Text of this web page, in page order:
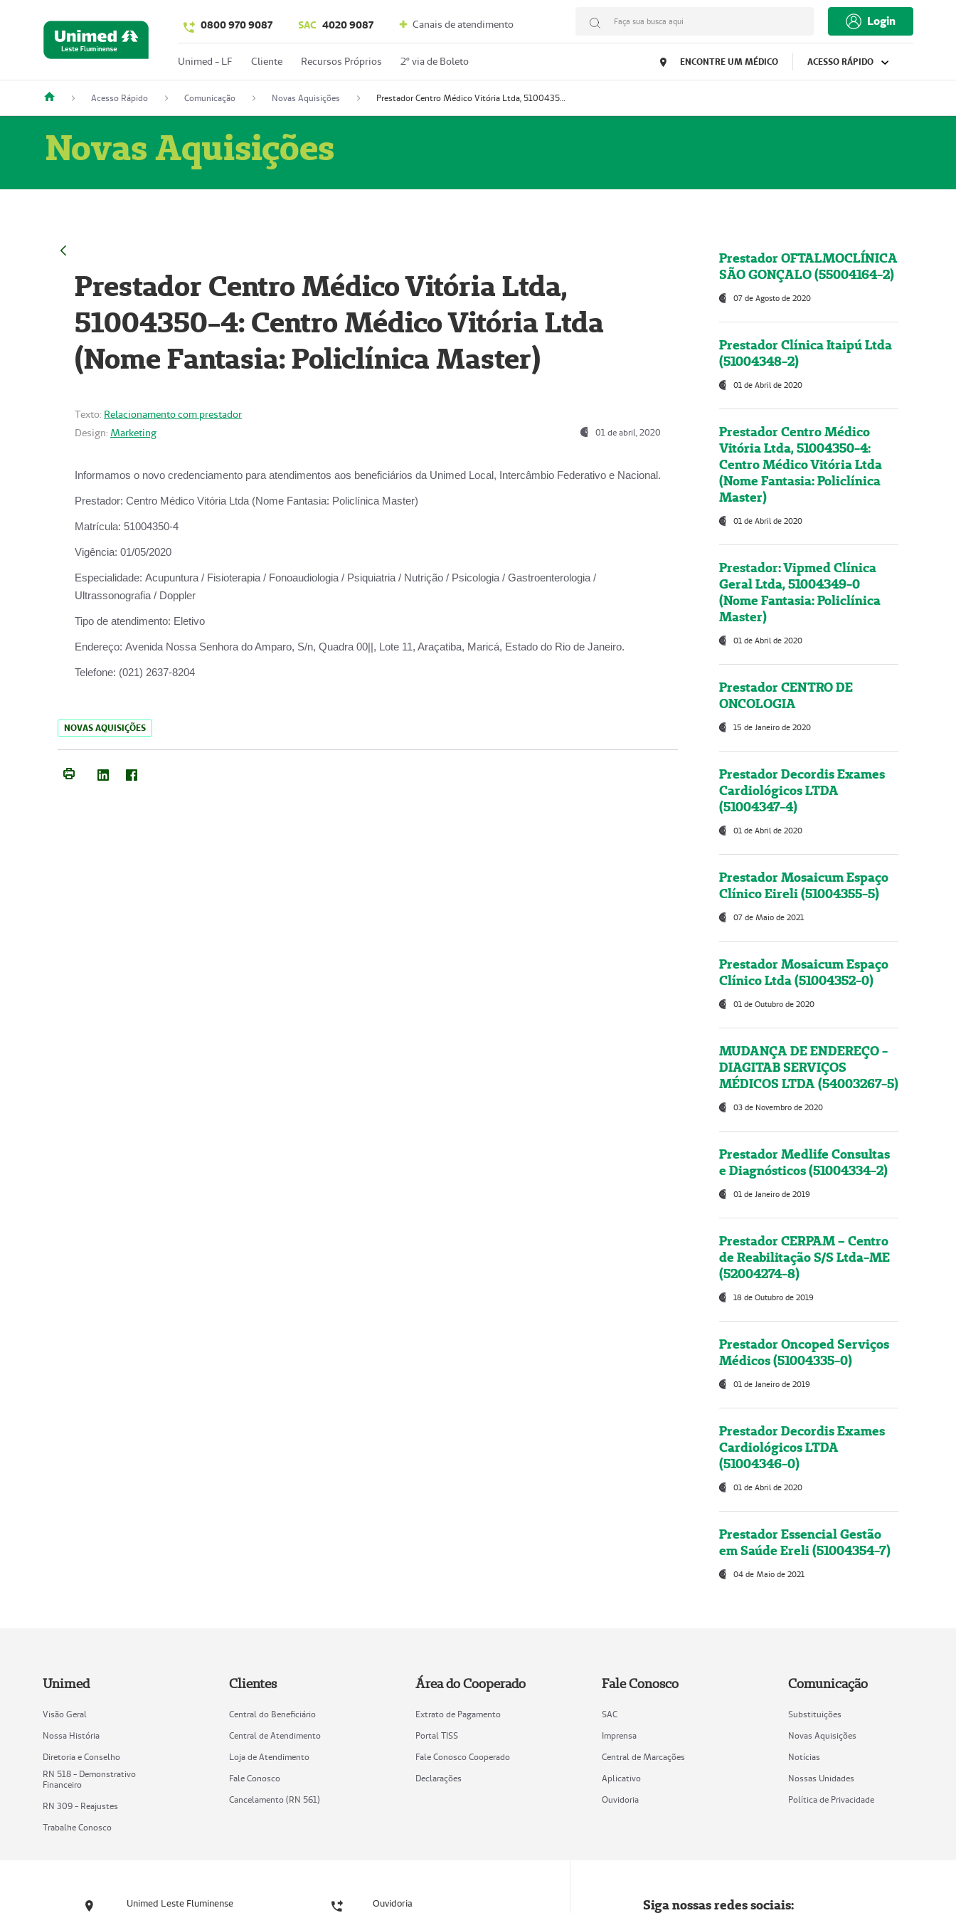
0800 970 9087 SAC 4020 9087 Canais de atendimento Faça sua busca aqui Login
Unimed - LF Cliente Recursos Próprios 2º via de Boleto ENCONTRE UM MÉDICO ACESSO RÁPIDO
Acesso Rápido Comunicação Novas Aquisições Prestador Centro Médico Vitória Ltda, 51004350-4: Centro Médico Vitória Ltda (Nome Fantasia: Policlínica Master)
Novas Aquisições
Prestador Centro Médico Vitória Ltda,
51004350-4: Centro Médico Vitória Ltda
(Nome Fantasia: Policlínica Master)
Texto: Relacionamento com prestador
Design: Marketing 01 de abril, 2020
Informamos o novo credenciamento para atendimentos aos beneficiários da Unimed Local, Intercâmbio Federativo e Nacional.
Prestador: Centro Médico Vitória Ltda (Nome Fantasia: Policlínica Master)
Matrícula: 51004350-4
Vigência: 01/05/2020
Especialidade: Acupuntura / Fisioterapia / Fonoaudiologia / Psiquiatria / Nutrição / Psicologia / Gastroenterologia /
Ultrassonografia / Doppler
Tipo de atendimento: Eletivo
Endereço: Avenida Nossa Senhora do Amparo, S/n, Quadra 00||, Lote 11, Araçatiba, Maricá, Estado do Rio de Janeiro.
Telefone: (021) 2637-8204
NOVAS AQUISIÇÕES
Prestador OFTALMOCLÍNICA
SÃO GONÇALO (55004164-2)
07 de Agosto de 2020
Prestador Clínica Itaipú Ltda
(51004348-2)
01 de Abril de 2020
Prestador Centro Médico
Vitória Ltda, 51004350-4:
Centro Médico Vitória Ltda
(Nome Fantasia: Policlínica
Master)
01 de Abril de 2020
Prestador: Vipmed Clínica
Geral Ltda, 51004349-0
(Nome Fantasia: Policlínica
Master)
01 de Abril de 2020
Prestador CENTRO DE
ONCOLOGIA
15 de Janeiro de 2020
Prestador Decordis Exames
Cardiológicos LTDA
(51004347-4)
01 de Abril de 2020
Prestador Mosaicum Espaço
Clínico Eireli (51004355-5)
07 de Maio de 2021
Prestador Mosaicum Espaço
Clínico Ltda (51004352-0)
01 de Outubro de 2020
MUDANÇA DE ENDEREÇO -
DIAGITAB SERVIÇOS
MÉDICOS LTDA (54003267-5)
03 de Novembro de 2020
Prestador Medlife Consultas
e Diagnósticos (51004334-2)
01 de Janeiro de 2019
Prestador CERPAM – Centro
de Reabilitação S/S Ltda-ME
(52004274-8)
18 de Outubro de 2019
Prestador Oncoped Serviços
Médicos (51004335-0)
01 de Janeiro de 2019
Prestador Decordis Exames
Cardiológicos LTDA
(51004346-0)
01 de Abril de 2020
Prestador Essencial Gestão
em Saúde Ereli (51004354-7)
04 de Maio de 2021
Unimed
Visão Geral
Nossa História
Diretoria e Conselho
RN 518 - Demonstrativo
Financeiro
RN 309 - Reajustes
Trabalhe Conosco
Clientes
Central do Beneficiário
Central de Atendimento
Loja de Atendimento
Fale Conosco
Cancelamento (RN 561)
Área do Cooperado
Extrato de Pagamento
Portal TISS
Fale Conosco Cooperado
Declarações
Fale Conosco
SAC
Imprensa
Central de Marcações
Aplicativo
Ouvidoria
Comunicação
Substituições
Novas Aquisições
Notícias
Nossas Unidades
Política de Privacidade
Unimed Leste Fluminense Ouvidoria Siga nossas redes sociais: